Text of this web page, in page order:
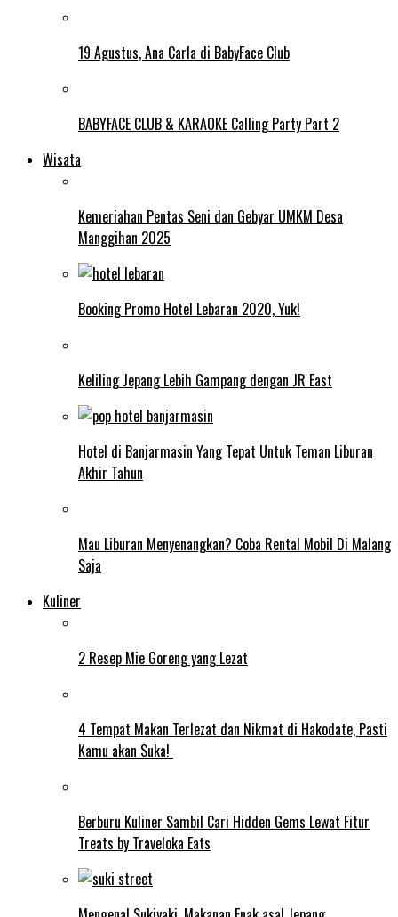
19 Agustus, Ana Carla di BabyFace Club
BABYFACE CLUB & KARAOKE Calling Party Part 2
Wisata
Kemeriahan Pentas Seni dan Gebyar UMKM Desa
Manggihan 2025
Booking Promo Hotel Lebaran 2020, Yuk!
Keliling Jepang Lebih Gampang dengan JR East
Hotel di Banjarmasin Yang Tepat Untuk Teman Liburan
Akhir Tahun
Mau Liburan Menyenangkan? Coba Rental Mobil Di Malang
Saja
Kuliner
2 Resep Mie Goreng yang Lezat
4 Tempat Makan Terlezat dan Nikmat di Hakodate, Pasti
Kamu akan Suka!
Berburu Kuliner Sambil Cari Hidden Gems Lewat Fitur
Treats by Traveloka Eats